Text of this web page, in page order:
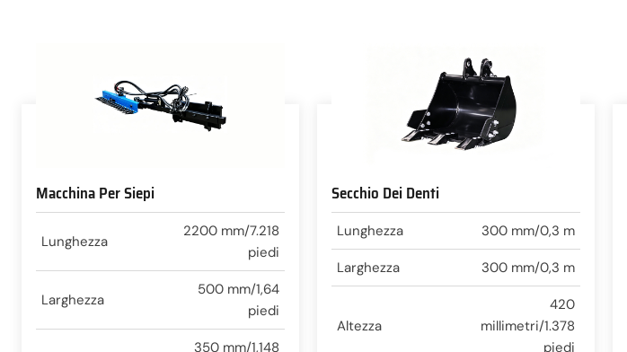
Macchina Per Siepi
Lunghezza
2200 mm/7.218
piedi
Larghezza
500 mm/1,64
piedi
350 mm/1,148
Secchio Dei Denti
Lunghezza 300 mm/0,3 m
Larghezza 300 mm/0,3 m
Altezza
420
millimetri/1.378
piedi